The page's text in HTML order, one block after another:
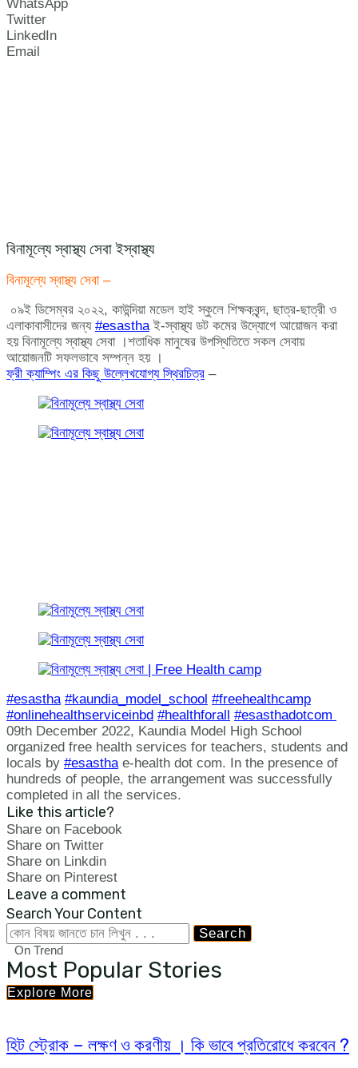
WhatsApp
Twitter
LinkedIn
Email
বিনামূল্যে স্বাস্থ্য সেবা ইস্বাস্থ্য
বিনামূল্যে স্বাস্থ্য সেবা –
০৯ই ডিসেম্বর ২০২২, কাউন্দিয়া মডেল হাই স্কুলে শিক্ষকবৃন্দ, ছাত্র-ছাত্রী ও
এলাকাবাসীদের জন্য #esasthaই-স্বাস্থ্য ডট কমের উদ্যোগে আয়োজন করা
হয় বিনামূল্যে স্বাস্থ্য সেবা ।শতাধিক মানুষের উপস্থিতিতে সকল সেবায়
আয়োজনটি সফলভাবে সম্পন্ন হয় ।
ফ্রী ক্যাম্পিং এর কিছু উল্লেখযোগ্য স্থিরচিত্র –
#esastha #kaundia_model_school #freehealthcamp
#onlinehealthserviceinbd #healthforall #esasthadotcom
09th December 2022, Kaundia Model High School
organized free health services for teachers, students and
locals by #esasthae-health dot com. In the presence of
hundreds of people, the arrangement was successfully
completed in all the services.
Like this article?
Share on Facebook
Share on Twitter
Share on Linkdin
Share on Pinterest
Leave a comment
Search Your Content
Search
On Trend
Most Popular Stories
Explore More
হিট স্ট্রোক – লক্ষণ ও করণীয় । কি ভাবে প্রতিরোধে করবেন ?